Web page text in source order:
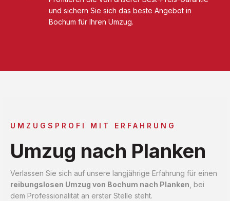
und sichern Sie sich das beste Angebot in
Bochum für Ihren Umzug.
UMZUGSPROFI MIT ERFAHRUNG
Umzug nach Planken
Verlassen Sie sich auf unsere langjährige Erfahrung für einen
reibungslosen Umzug von Bochum nach Planken , bei
dem Professionalität an erster Stelle steht.